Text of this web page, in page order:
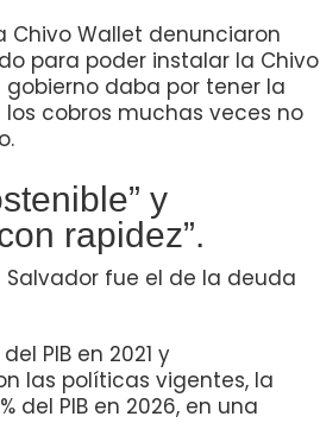
Chivo Wallet denunciaron
para poder instalar la Chivo
daba por tener la
cobros muchas veces no
y
rapidez”.
Salvador fue el de la deuda
PIB en 2021 y
las políticas vigentes, la
del PIB en 2026, en una